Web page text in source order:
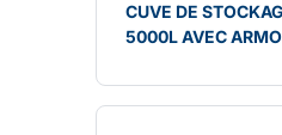
CUVE DE
5000L AVEC